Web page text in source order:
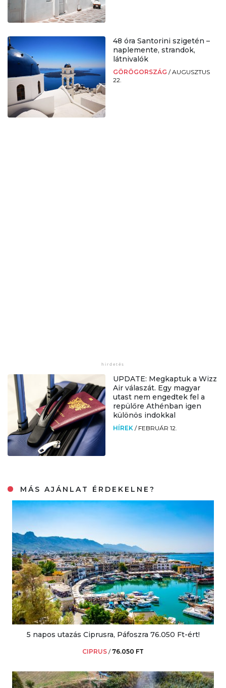
48 óra Santorini szigetén –
naplemente, strandok,
látnivalók
GÖRÖGORSZÁG /AUGUSZTUS
22.
UPDATE: Megkaptuk a Wizz
Air válaszát. Egy magyar
utast nem engedtek fel a
repülőre Athénban igen
különös indokkal
HÍREK / FEBRUÁR 12.
MÁS AJÁNLAT ÉRDEKELNE?
5 napos utazás Ciprusra, Páfoszra 76.050 Ft-ért!
CIPRUS / 76.050 FT